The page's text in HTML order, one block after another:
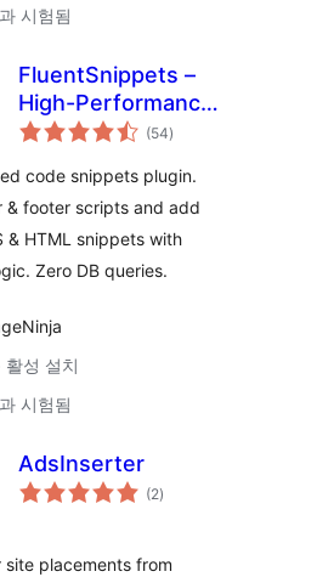
시험됨
FluentSnippets –
High-Performance
Code Snippets,
Code, Custom CSS
& PHP Code
Manager
(54전
체
점
)
code snippets plugin.
& footer scripts and add
& HTML snippets with
Zero DB queries.
성 설치
시험됨
AdsInserter
(2전
체)
site placements from